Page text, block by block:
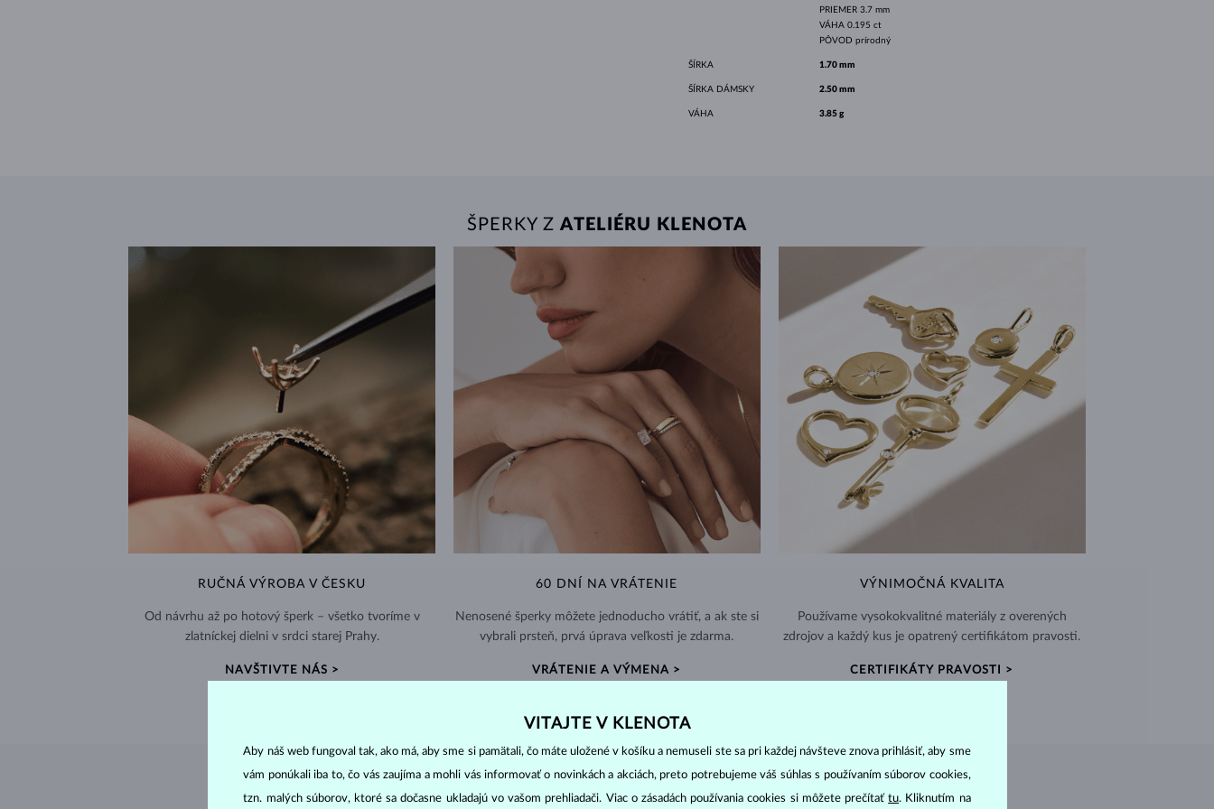
PRIEMER 3.7 mm
VÁHA 0.195 ct
PÔVOD prírodný
ŠÍRKA 1.70 mm
ŠÍRKA DÁMSKY 2.50 mm
VÁHA 3.85 g
ŠPERKY Z ATELIÉRU KLENOTA
RUČNÁ VÝROBA V ČESKU
Od návrhu až po hotový šperk – všetko tvoríme v
zlatníckej dielni v srdci starej Prahy.
NAVŠTIVTE NÁS >
60 DNÍ NA VRÁTENIE
Nenosené šperky môžete jednoducho vrátiť, a ak ste si
vybrali prsteň, prvá úprava veľkosti je zdarma.
VRÁTENIE A VÝMENA >
VÝNIMOČNÁ KVALITA
Používame vysokokvalitné materiály z overených
zdrojov a každý kus je opatrený certifikátom pravosti.
CERTIFIKÁTY PRAVOSTI >
DIAMANTOVÉ ŠPERKY
VITAJTE V KLENOTA
Aby náš web fungoval tak, ako má, aby sme si pamätali, čo máte uložené v košíku a nemuseli ste sa pri každej návšteve znova prihlásiť, aby sme
vám ponúkali iba to, čo vás zaujíma a mohli vás informovať o novinkách a akciách, preto potrebujeme váš súhlas s používaním súborov cookies,
tzn. malých súborov, ktoré sa dočasne ukladajú vo vašom prehliadači. Viac o zásadách používania cookies si môžete prečítaťtu. Kliknutím na